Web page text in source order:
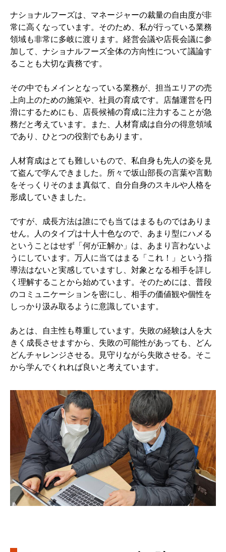
ナショナルフーズは、マネージャーの裁量の自由度が非
常に高くなっています。そのため、私が行っている業務
領域も非常に多岐に渡ります。経営会議や店長会議に参
加して、ナショナルフーズ全体の方向性について議論す
ることも大切な責務です。
その中でもメインとなっている業務が、担当エリアの売
上向上のための施策や、社員の育成です。店舗運営を円
滑にするためにも、店長候補の育成に注力することが急
務だと考えています。また、人材育成は自分の得意領域
であり、ひとつの役割でもあります。
人材育成はとても難しいもので、私自身も先人の姿を見
て盗んで学んできました。所々で坂山部長の言葉や言動
をそっくりそのまま真似て、自分自身のスキルや人格を
形成していきました。
ですが、成長方法は誰にでも当てはまるものではありま
せん。人のタイプは十人十色なので、あまり型にハメる
ということはせず「何が正解か」は、あまり言わないよ
うにしています。万人に当てはまる「これ！」という指
導法はないと実感していますし、対象となる相手を詳し
く理解することから始めています。そのためには、普段
のコミュニケーションを密にし、相手の価値観や個性を
しっかり汲み取るように意識しています。
あとは、自主性も尊重しています。失敗の経験は人を大
きく成長させますから、失敗の可能性があっても、どん
どんチャレンジさせる。見守りながら失敗させる。そこ
から学んでくれれば良いと考えています。